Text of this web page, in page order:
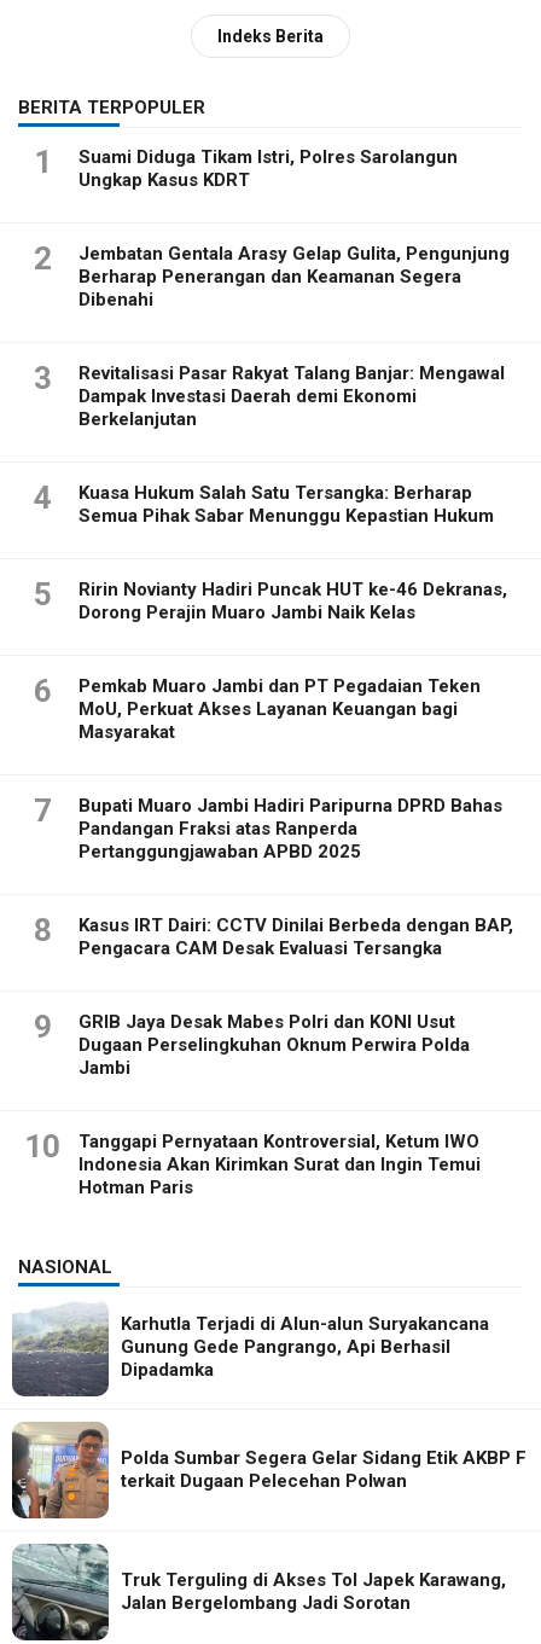
Indeks Berita
BERITA TERPOPULER
1
Suami Diduga Tikam Istri, Polres Sarolangun
Ungkap Kasus KDRT
2
Jembatan Gentala Arasy Gelap Gulita, Pengunjung
Berharap Penerangan dan Keamanan Segera
Dibenahi
3
Revitalisasi Pasar Rakyat Talang Banjar: Mengawal
Dampak Investasi Daerah demi Ekonomi
Berkelanjutan
4
Kuasa Hukum Salah Satu Tersangka: Berharap
Semua Pihak Sabar Menunggu Kepastian Hukum
5
Ririn Novianty Hadiri Puncak HUT ke-46 Dekranas,
Dorong Perajin Muaro Jambi Naik Kelas
6
Pemkab Muaro Jambi dan PT Pegadaian Teken
MoU, Perkuat Akses Layanan Keuangan bagi
Masyarakat
7
Bupati Muaro Jambi Hadiri Paripurna DPRD Bahas
Pandangan Fraksi atas Ranperda
Pertanggungjawaban APBD 2025
8
Kasus IRT Dairi: CCTV Dinilai Berbeda dengan BAP,
Pengacara CAM Desak Evaluasi Tersangka
9
GRIB Jaya Desak Mabes Polri dan KONI Usut
Dugaan Perselingkuhan Oknum Perwira Polda
Jambi
10
Tanggapi Pernyataan Kontroversial, Ketum IWO
Indonesia Akan Kirimkan Surat dan Ingin Temui
Hotman Paris
NASIONAL
Karhutla Terjadi di Alun-alun Suryakancana
Gunung Gede Pangrango, Api Berhasil
Dipadamka
Polda Sumbar Segera Gelar Sidang Etik AKBP F
terkait Dugaan Pelecehan Polwan
Truk Terguling di Akses Tol Japek Karawang,
Jalan Bergelombang Jadi Sorotan